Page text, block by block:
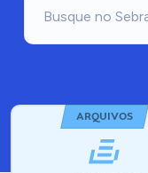
ARQUIVOS